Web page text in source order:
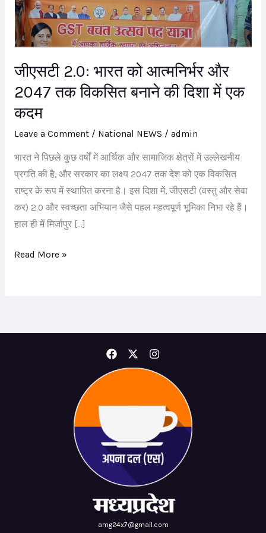
जीएसटी 2.0: भारत को आत्मनिर्भर और
2047 तक विकसित बनाने की दिशा में एक
कदम
Leave a Comment / National NEWS / admin
भारत ने पिछले कुछ वर्षों में आर्थिक और सामाजिक क्षेत्रों में उल्लेखनीय
प्रगति की है, और सरकार का लक्ष्य 2047 तक देश को एक विकसित
राष्ट्र के रूप में स्थापित करना है। इस दिशा में, जीएसटी (वस्तु और सेवा
कर) 2.0 और स्वच्छता अभियान जैसे पहल महत्वपूर्ण भूमिका निभा रहे हैं।
हाल ही में मिर्जापुर […]
आत्मनिर्भर
और
2047
विकसित
बनाने
की
एक
कदम
Read More »
amg24x7@gmail.com